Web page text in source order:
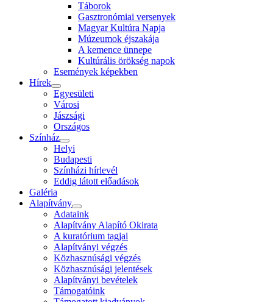
Táborok
Gasztronómiai versenyek
Magyar Kultúra Napja
Múzeumok éjszakája
A kemence ünnepe
Kultúrális örökség napok
Események képekben
Hírek
Egyesületi
Városi
Jászsági
Országos
Színház
Helyi
Budapesti
Színházi hírlevél
Eddig látott előadások
Galéria
Alapítvány
Adataink
Alapítvány Alapító Okirata
A kuratórium tagjai
Alapítványi végzés
Közhasznúsági végzés
Közhasznúsági jelentések
Alapítványi bevételek
Támogatóink